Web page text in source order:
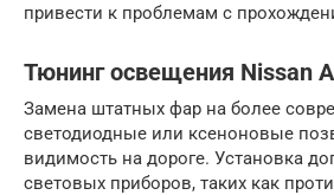
привести к проблемам с
Тюнинг освещения Nissan
Замена штатных фар на более
светодиодные или ксеноновые
видимость на дороге. Установка
световых приборов, таких как